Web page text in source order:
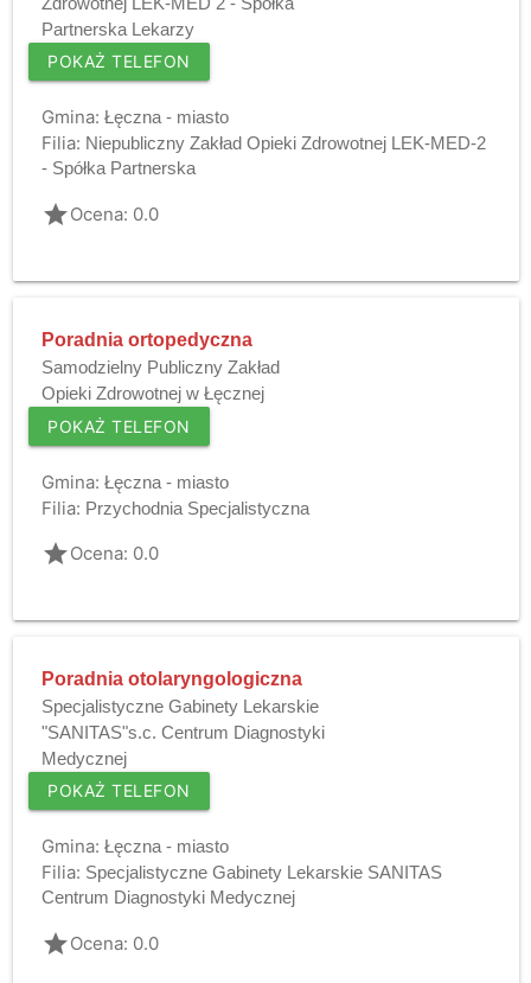
Partnerska Lekarzy
POKAŻ TELEFON
Gmina: Łęczna - miasto
Filia: Niepubliczny Zakład Opieki Zdrowotnej LEK-MED-2
- Spółka Partnerska
gradeOcena: 0.0
Poradnia ortopedyczna
Samodzielny Publiczny Zakład
Opieki Zdrowotnej w Łęcznej
POKAŻ TELEFON
Gmina: Łęczna - miasto
Filia: Przychodnia Specjalistyczna
gradeOcena: 0.0
Poradnia otolaryngologiczna
Specjalistyczne Gabinety Lekarskie
"SANITAS"s.c. Centrum Diagnostyki
Medycznej
POKAŻ TELEFON
Gmina: Łęczna - miasto
Filia: Specjalistyczne Gabinety Lekarskie SANITAS
Centrum Diagnostyki Medycznej
gradeOcena: 0.0